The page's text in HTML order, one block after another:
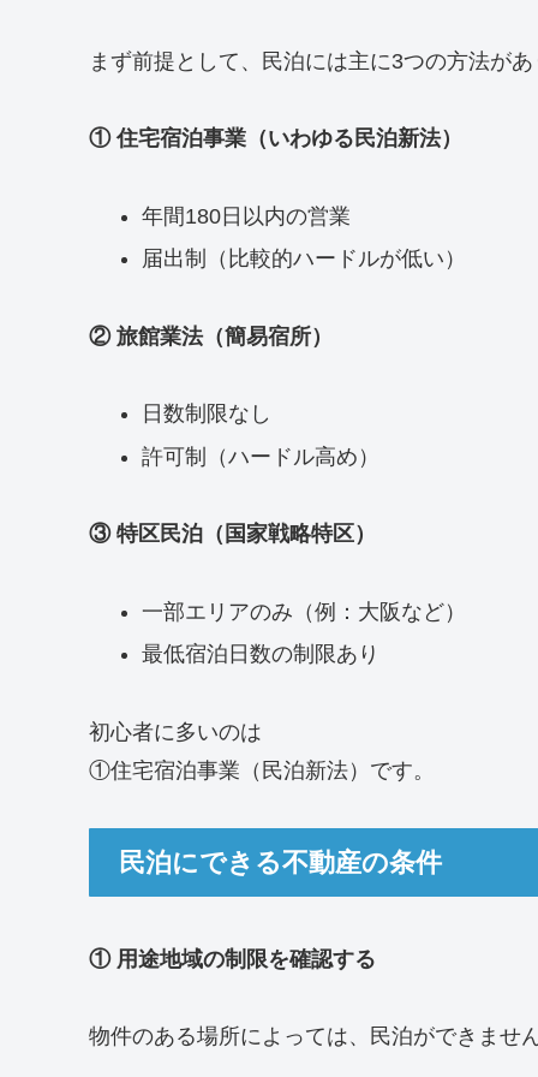
まず前提として、民泊には主に3つの方法が
① 住宅宿泊事業（いわゆる民泊新法）
年間180日以内の営業
届出制（比較的ハードルが低い）
② 旅館業法（簡易宿所）
日数制限なし
許可制（ハードル高め）
③ 特区民泊（国家戦略特区）
一部エリアのみ（例：大阪など）
最低宿泊日数の制限あり
初心者に多いのは
①住宅宿泊事業（民泊新法）です。
民泊にできる不動産の条件
① 用途地域の制限を確認する
物件のある場所によっては、民泊ができませ